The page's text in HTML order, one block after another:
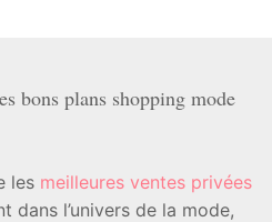
bons plans shopping mode
les meilleures ventes privées
dans l’univers de la mode,